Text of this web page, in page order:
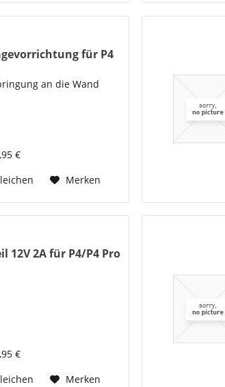
für P4
an die Wand
€
Merken
12V 2A für P4/P4 Pro
€
Merken